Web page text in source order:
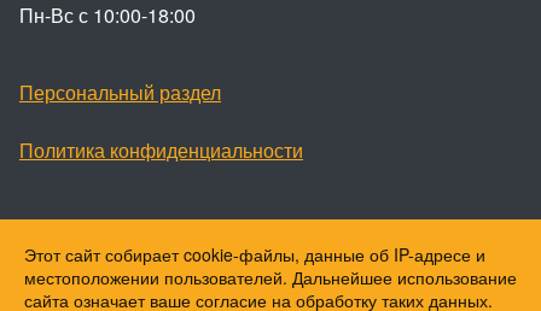
Пн-Вс с 10:00-18:00
Персональный раздел
Политика конфиденциальности
Наверх
© Ваши охранные системы, 2026
Этот сайт собирает cookie-файлы, данные об IP-адресе и
местоположении пользователей. Дальнейшее использование
сайта означает ваше согласие на обработку таких данных.